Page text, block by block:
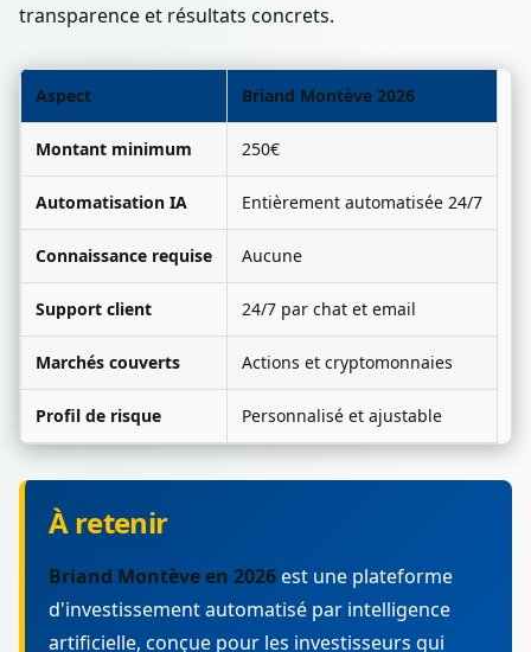
transparence et résultats concrets.
Aspect Briand Montève 2026
Montant minimum 250€
Automatisation IA Entièrement automatisée 24/7
Connaissance requise Aucune
Support client 24/7 par chat et email
Marchés couverts Actions et cryptomonnaies
Profil de risque Personnalisé et ajustable
À retenir
Briand Montève en 2026est une plateforme
d'investissement automatisé par intelligence
artificielle, conçue pour les investisseurs qui